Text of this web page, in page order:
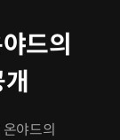
드의
야드의